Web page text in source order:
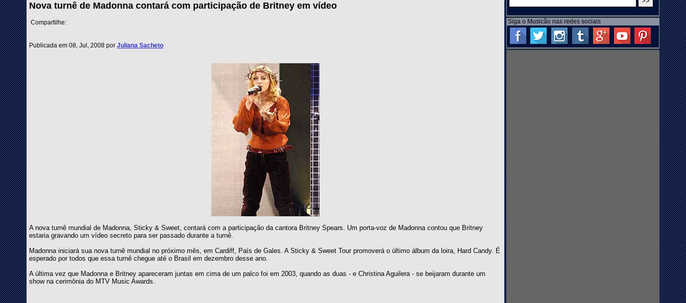
Nova turnê de Madonna contará com participação de Britney em vídeo
Compartilhe:
Publicada em 08, Jul, 2008 por Juliana Sacheto
A nova turnê mundial de Madonna, Sticky & Sweet, contará com a participação da cantora Britney Spears. Um porta-voz de Madonna contou que Britney
estaria gravando um vídeo secreto para ser passado durante a turnê.
Madonna iniciará sua nova turnê mundial no próximo mês, em Cardiff, País de Gales. A Sticky & Sweet Tour promoverá o último álbum da loira, Hard Candy. É
esperado por todos que essa turnê chegue até o Brasil em dezembro desse ano.
A última vez que Madonna e Britney apareceram juntas em cima de um palco foi em 2003, quando as duas - e Christina Aguilera - se beijaram durante um
show na cerimônia do MTV Music Awards.
Siga o Musicão nas redes sociais